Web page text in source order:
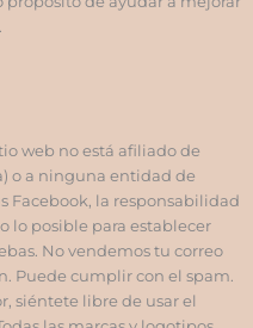
web no está afiliado de
o a ninguna entidad de
Facebook, la responsabilidad
lo posible para establecer
No vendemos tu correo
Puede cumplir con el spam.
siéntete libre de usar el